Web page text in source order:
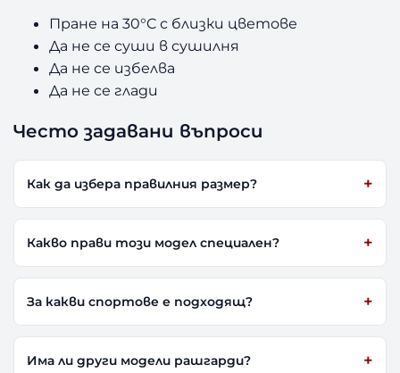
Пране на 30°C с близки цветове
Да не се суши в сушилня
Да не се избелва
Да не се глади
Често задавани въпроси
Как да избера правилния размер?
Какво прави този модел специален?
За какви спортове е подходящ?
Има ли други модели рашгарди?